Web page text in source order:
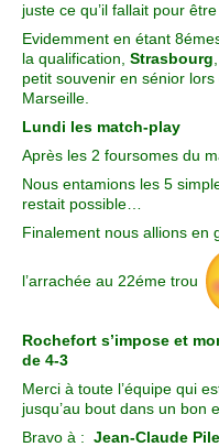
juste ce qu’il fallait pour
Evidemment en étant
la qualification, Strasbourg
petit souvenir en sénior
Marseille.
Lundi les match-play
Après les 2 foursomes du
Nous entamions les 5
restait possible…
Finalement nous allions en
l’arrachée au 22éme trou
Rochefort s’impose et
de 4-3
Merci à toute l’équipe qui
jusqu’au bout dans un bon
Bravo à : Jean-Claude